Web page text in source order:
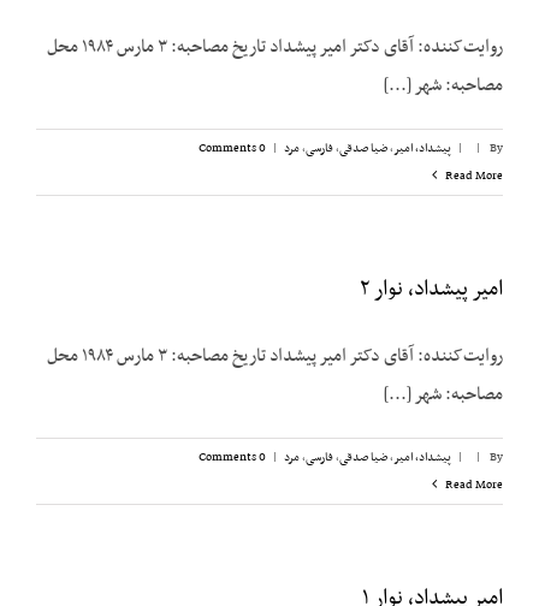
روایت‌کننده: آقای دکتر امیر پیشداد تاریخ مصاحبه: ۳ مارس ۱۹۸۴ محل
مصاحبه: شهر [...]
By
|
| پیشداد، امیر,ضیا صدقی,فارسی,مرد |
0 Comments
Read More
امیر پیشداد، نوار ۲
روایت‌کننده: آقای دکتر امیر پیشداد تاریخ مصاحبه: ۳ مارس ۱۹۸۴ محل
مصاحبه: شهر [...]
By
|
| پیشداد، امیر,ضیا صدقی,فارسی,مرد |
0 Comments
Read More
امیر پیشداد، نوار ۱